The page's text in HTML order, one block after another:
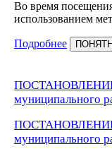
Во время
использованием
Подробнее
муниципального
ПОСТАНОВЛЕНИЕ
муниципального